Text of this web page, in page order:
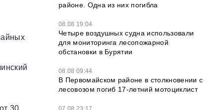
районе. Одна из них погибла
08.08 19:04
Четыре воздушных судна использовали
для мониторинга лесопожарной
обстановки в Бурятии
08.08 09:44
В Первомайском районе в столкновении с
лесовозом погиб 17-летний мотоциклист
07.08 23:17